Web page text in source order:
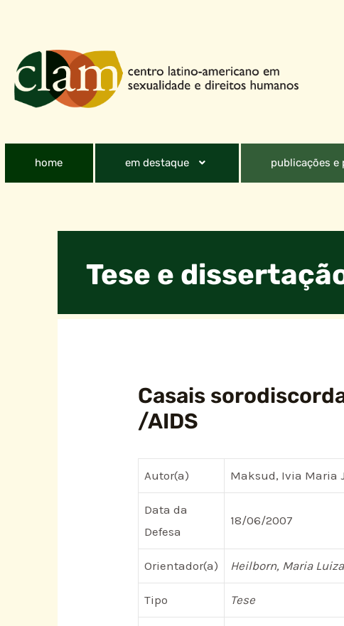
home em destaque publicações e
Tese e
Casais
/AIDS
Autor(a) Maksud, Ivia Maria
Data da
Defesa
18/06/2007
Orientador(a) Heilborn, Maria Luiza
Tipo Tese